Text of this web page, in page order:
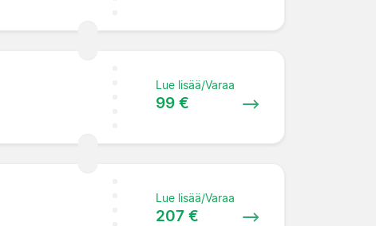
Lue lisää/Varaa
99 €
Lue lisää/Varaa
207 €